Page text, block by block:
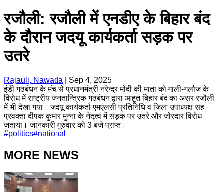
रजौली: रजौली में एनडीए के बिहार बंद
के दौरान जदयू कार्यकर्ता सड़क पर
उतरे
Rajauli, Nawada
Sep 4, 2025
इंडी गठबंधन के मंच से प्रधानमंत्री नरेन्द्र मोदी की माता को गाली-गलौज के
विरोध में राष्ट्रीय जनतान्त्रिक गठबंधन द्वारा आहूत बिहार बंद का असर रजौली
में भी देखा गया। जदयू कार्यकर्ता एमएलसी प्रतिनिधि व जिला उपाध्यक्ष सह
प्रवक्ता दीपक कुमार मुन्ना के नेतृत्व में सड़क पर उतरे और जोरदार विरोध
जताया। जानकारी गुरुवार को 3 बजे प्राप्त।
#politics#national
MORE NEWS